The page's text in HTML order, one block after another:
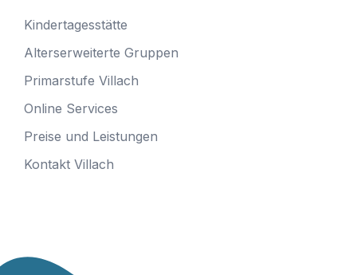
Kindertagesstätte
Alterserweiterte Gruppen
Primarstufe Villach
Online Services
Preise und Leistungen
Kontakt Villach